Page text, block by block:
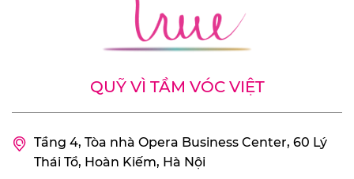
QUỸ VÌ TẦM VÓC VIỆT
Tầng 4, Tòa nhà Opera Business Center, 60 Lý
Thái Tổ, Hoàn Kiếm, Hà Nội